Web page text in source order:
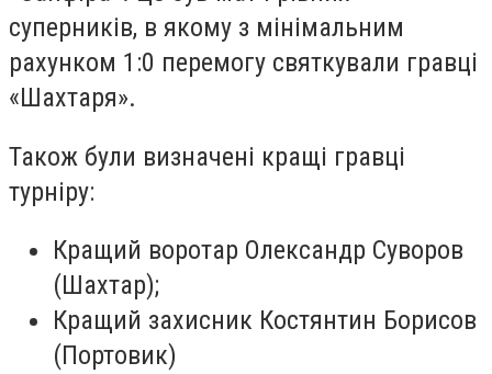
суперників, в якому з мінімальним
рахунком 1:0 перемогу святкували гравці
«Шахтаря».
Також були визначені кращі гравці
турніру:
Кращий воротар Олександр Суворов
(Шахтар);
​Кращий захисник Костянтин Борисов
(Портовик)